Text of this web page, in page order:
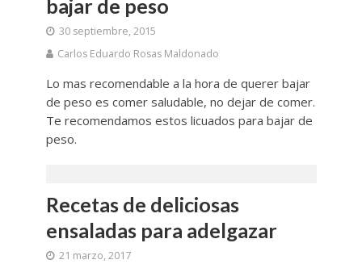
bajar de peso
30 septiembre, 2015
Carlos Eduardo Rosas Maldonado
Lo mas recomendable a la hora de querer bajar
de peso es comer saludable, no dejar de comer.
Te recomendamos estos licuados para bajar de
peso.
Recetas de deliciosas
ensaladas para adelgazar
21 marzo, 2017